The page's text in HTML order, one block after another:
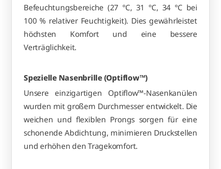
Befeuchtungsbereiche (27 °C, 31 °C, 34 °C bei
100 % relativer Feuchtigkeit). Dies gewährleistet
höchsten Komfort und eine bessere
Verträglichkeit.
Spezielle Nasenbrille (Optiflow™)
Unsere einzigartigen Optiflow™-Nasenkanülen
wurden mit großem Durchmesser entwickelt. Die
weichen und flexiblen Prongs sorgen für eine
schonende Abdichtung, minimieren Druckstellen
und erhöhen den Tragekomfort.